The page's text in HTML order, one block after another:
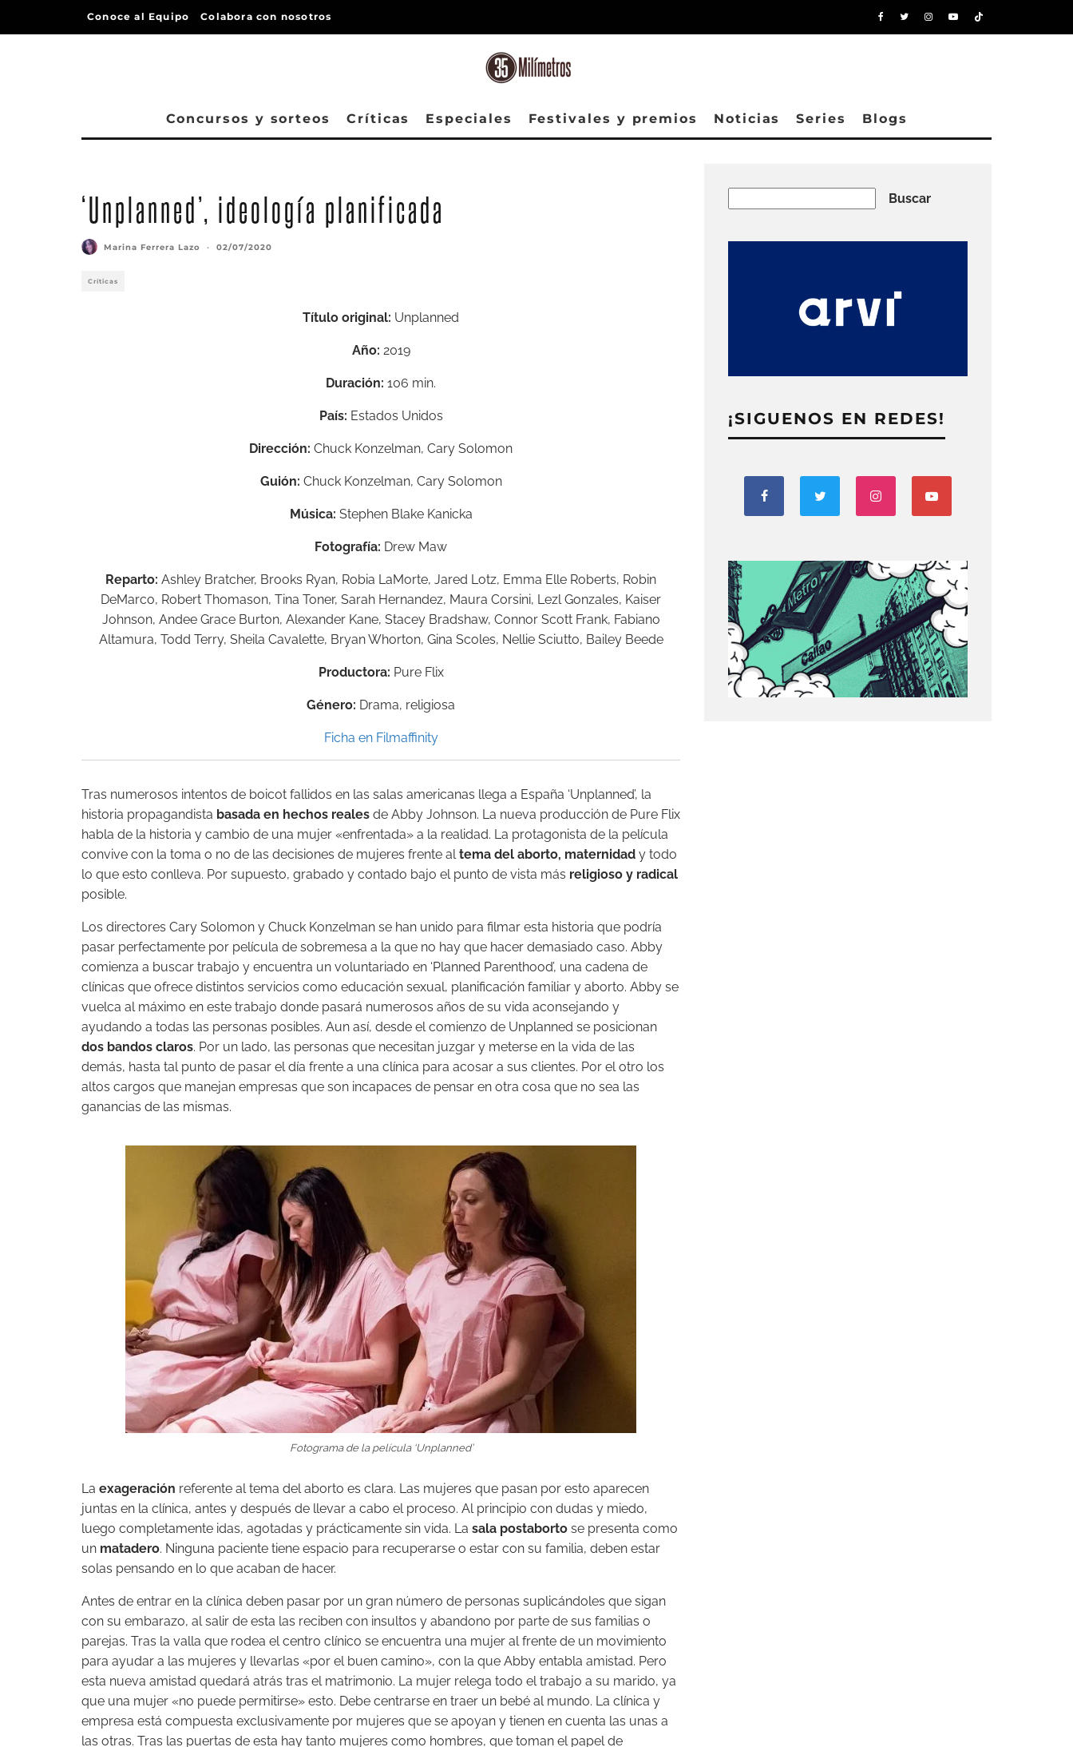
Conoce al Equipo Colabora con nosotros
Concursos y sorteos Críticas Especiales Festivales y premios Noticias Series Blogs
‘Unplanned’, ideología planificada
Marina Ferrera Lazo · 02/07/2020
Críticas
Título original: Unplanned
Año: 2019
Duración: 106 min.
País: Estados Unidos
Dirección: Chuck Konzelman, Cary Solomon
Guión: Chuck Konzelman, Cary Solomon
Música: Stephen Blake Kanicka
Fotografía: Drew Maw
Reparto: Ashley Bratcher, Brooks Ryan, Robia LaMorte, Jared Lotz, Emma Elle Roberts, Robin
DeMarco, Robert Thomason, Tina Toner, Sarah Hernandez, Maura Corsini, Lezl Gonzales, Kaiser
Johnson, Andee Grace Burton, Alexander Kane, Stacey Bradshaw, Connor Scott Frank, Fabiano
Altamura, Todd Terry, Sheila Cavalette, Bryan Whorton, Gina Scoles, Nellie Sciutto, Bailey Beede
Productora: Pure Flix
Género: Drama, religiosa
Ficha en Filmaffinity
Tras numerosos intentos de boicot fallidos en las salas americanas llega a España ‘Unplanned’, la
historia propagandista basada en hechos reales de Abby Johnson. La nueva producción de Pure Flix
habla de la historia y cambio de una mujer «enfrentada» a la realidad. La protagonista de la película
convive con la toma o no de las decisiones de mujeres frente altema del aborto, maternidad y todo
lo que esto conlleva. Por supuesto, grabado y contado bajo el punto de vista más religioso y radical
posible.
Los directores Cary Solomon y Chuck Konzelman se han unido para filmar esta historia que podría
pasar perfectamente por película de sobremesa a la que no hay que hacer demasiado caso. Abby
comienza a buscar trabajo y encuentra un voluntariado en ‘Planned Parenthood’, una cadena de
clínicas que ofrece distintos servicios como educación sexual, planificación familiar y aborto. Abby se
vuelca al máximo en este trabajo donde pasará numerosos años de su vida aconsejando y
ayudando a todas las personas posibles. Aun así, desde el comienzo de Unplanned se posicionan
dos bandos claros. Por un lado, las personas que necesitan juzgar y meterse en la vida de las
demás, hasta tal punto de pasar el día frente a una clínica para acosar a sus clientes. Por el otro los
altos cargos que manejan empresas que son incapaces de pensar en otra cosa que no sea las
ganancias de las mismas.
Fotograma de la película ‘Unplanned’
La exageración referente al tema del aborto es clara. Las mujeres que pasan por esto aparecen
juntas en la clínica, antes y después de llevar a cabo el proceso. Al principio con dudas y miedo,
luego completamente idas, agotadas y prácticamente sin vida. La sala postaborto se presenta como
un matadero. Ninguna paciente tiene espacio para recuperarse o estar con su familia, deben estar
solas pensando en lo que acaban de hacer.
Antes de entrar en la clínica deben pasar por un gran número de personas suplicándoles que sigan
con su embarazo, al salir de esta las reciben con insultos y abandono por parte de sus familias o
parejas. Tras la valla que rodea el centro clínico se encuentra una mujer al frente de un movimiento
para ayudar a las mujeres y llevarlas «por el buen camino», con la que Abby entabla amistad. Pero
esta nueva amistad quedará atrás tras el matrimonio. La mujer relega todo el trabajo a su marido, ya
que una mujer «no puede permitirse» esto. Debe centrarse en traer un bebé al mundo. La clínica y
empresa está compuesta exclusivamente por mujeres que se apoyan y tienen en cuenta las unas a
las otras. Tras las puertas de esta hay tanto mujeres como hombres, que toman el papel de
Buscar
¡SIGUENOS EN REDES!